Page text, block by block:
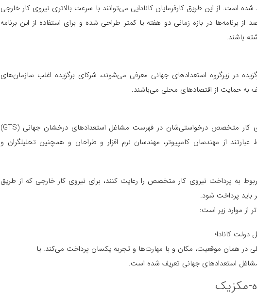
است. از این طریق کارفرمایان کانادایی می‌توانند با سرعت بالاتری نیروی کار خارجی
این زیرگروه برای پردازش ۸۰ درصد از برنامه‌ها در بازه زمانی دو هفته یا کمتر طراحی شده و برای استفاده از این برنامه
در زیرگروه استعدادهای جهانی معرفی می‌شوند، شرکای برگزیده اغلب سازمان‌های
به حمایت از اقتصادهای محلی می‌باشند.
برای کارفرمایانی است که مشاغل نیروی‌های کار متخصص درخواستی‌شان در فهرست مشاغل استعدادهای درخشان جهانی (GTS)
از مهندسان کامپیوتر، مهندسان نرم افزار و طراحان و همچنین تحلیلگران و
به پرداخت نیروی کار متخصص را رعایت کنند، برای نیروی کار خارجی که از طریق
کانادا؛
در همان موقعیت، مکان و با مهارت‌ها و تجربه یکسان پرداخت می‌کند. یا
استعدادهای جهانی تعریف شده است.
مکزیک